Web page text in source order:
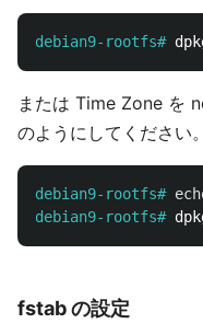
debian9-rootfs#
または Time Zone を
のようにしてください。
debian9-rootfs#
debian9-rootfs#
fstab の設定